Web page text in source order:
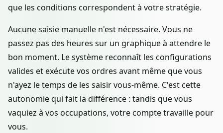
que les conditions correspondent à votre stratégie.
Aucune saisie manuelle n'est nécessaire. Vous ne
passez pas des heures sur un graphique à attendre le
bon moment. Le système reconnaît les configurations
valides et exécute vos ordres avant même que vous
n'ayez le temps de les saisir vous-même. C'est cette
autonomie qui fait la différence : tandis que vous
vaquiez à vos occupations, votre compte travaille pour
vous.